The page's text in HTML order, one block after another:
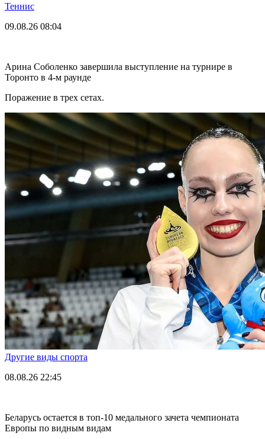
Теннис
09.08.26 08:04
Арина Соболенко завершила выступление на турнире в
Торонто в 4-м раунде
Поражение в трех сетах.
Другие виды спорта
08.08.26 22:45
Беларусь остается в топ-10 медального зачета чемпионата
Европы по видным видам